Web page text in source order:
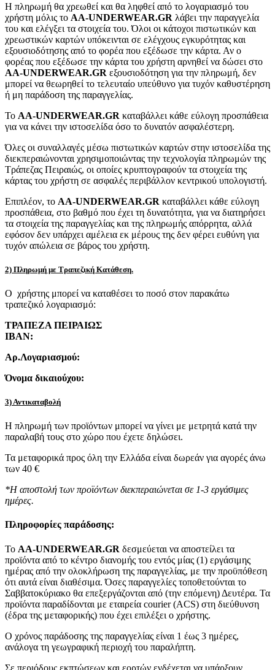
Η πληρωμή θα χρεωθεί και θα ληφθεί από το λογαριασμό του
χρήστη μόλις το AA-UNDERWEAR.GR λάβει την παραγγελία
του και ελέγξει τα στοιχεία του. Όλοι οι κάτοχοι πιστωτικών και
χρεωστικών καρτών υπόκεινται σε ελέγχους εγκυρότητας και
εξουσιοδότησης από το φορέα που εξέδωσε την κάρτα. Αν ο
φορέας που εξέδωσε την κάρτα του χρήστη αρνηθεί να δώσει στο
AA-UNDERWEAR.GR εξουσιοδότηση για την πληρωμή, δεν
μπορεί να θεωρηθεί το τελευταίο υπεύθυνο για τυχόν καθυστέρηση
ή μη παράδοση της παραγγελίας.
Το AA-UNDERWEAR.GR καταβάλλει κάθε εύλογη προσπάθεια
για να κάνει την ιστοσελίδα όσο το δυνατόν ασφαλέστερη.
Όλες οι συναλλαγές μέσω πιστωτικών καρτών στην ιστοσελίδα της
διεκπεραιώνονται χρησιμοποιώντας την τεχνολογία πληρωμών της
Τράπεζας Πειραιώς, οι οποίες κρυπτογραφούν τα στοιχεία της
κάρτας του χρήστη σε ασφαλές περιβάλλον κεντρικού υπολογιστή.
Επιπλέον, το AA-UNDERWEAR.GR καταβάλλει κάθε εύλογη
προσπάθεια, στο βαθμό που έχει τη δυνατότητα, για να διατηρήσει
τα στοιχεία της παραγγελίας και της πληρωμής απόρρητα, αλλά
εφόσον δεν υπάρχει αμέλεια εκ μέρους της δεν φέρει ευθύνη για
τυχόν απώλεια σε βάρος του χρήστη.
2) Πληρωμή με Τραπεζική Κατάθεση.
Ο χρήστης μπορεί να καταθέσει το ποσό στον παρακάτω
τραπεζικό λογαριασμό:
ΤΡΑΠΕΖΑ ΠΕΙΡΑΙΩΣ
IBAN:
Αρ.Λογαριασμού:
Όνομα δικαιούχου:
3) Αντικαταβολή
Η πληρωμή των προϊόντων μπορεί να γίνει με μετρητά κατά την
παραλαβή τους στο χώρο που έχετε δηλώσει.
Τα μεταφορικά προς όλη την Ελλάδα είναι δωρεάν για αγορές άνω
των 40 €
*Η αποστολή των προϊόντων διεκπεραιώνεται σε 1-3 εργάσιμες
ημέρες.
Πληροφορίες παράδοσης:
To AA-UNDERWEAR.GR δεσμεύεται να αποστείλει τα
προϊόντα από το κέντρο διανομής του εντός μίας (1) εργάσιμης
ημέρας από την ολοκλήρωση της παραγγελίας, με την προϋπόθεση
ότι αυτά είναι διαθέσιμα. Όσες παραγγελίες τοποθετούνται το
Σαββατοκύριακο θα επεξεργάζονται από (την επόμενη) Δευτέρα. Τα
προϊόντα παραδίδονται με εταιρεία courier (ACS) στη διεύθυνση
(έδρα της μεταφορικής) που έχει επιλέξει ο χρήστης.
Ο χρόνος παράδοσης της παραγγελίας είναι 1 έως 3 ημέρες,
ανάλογα τη γεωγραφική περιοχή του παραλήπτη.
Σε περιόδους εκπτώσεων και εορτών ενδέχεται να υπάρξουν